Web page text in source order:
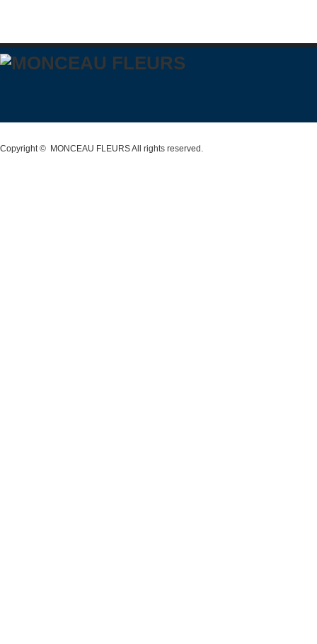
Copyright © MONCEAU FLEURSAll rights reserved.